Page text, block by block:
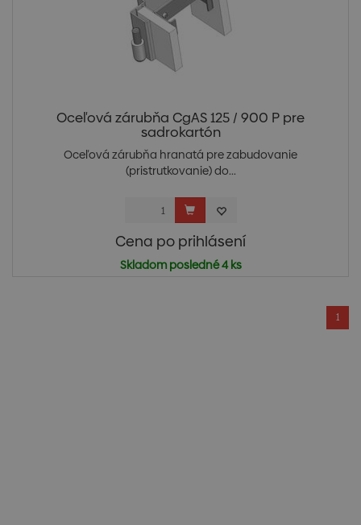
Oceľová zárubňa CgAS 125 / 900 P pre
sadrokartón
Oceľová zárubňa hranatá pre zabudovanie
(pristrutkovanie) do...
Cena po prihlásení
Skladom posledné 4 ks
1